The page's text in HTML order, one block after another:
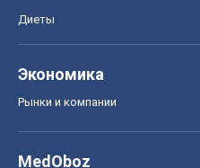
Диеты
Экономика
Рынки и компании
MedOboz